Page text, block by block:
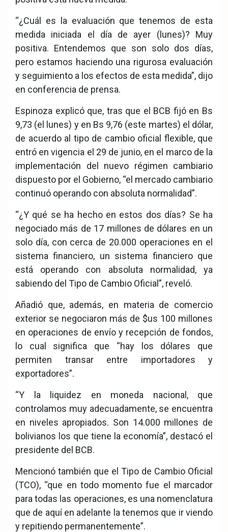
“¿Cuál es la evaluación que tenemos de esta
medida iniciada el día de ayer (lunes)? Muy
positiva. Entendemos que son solo dos días,
pero estamos haciendo una rigurosa evaluación
y seguimiento a los efectos de esta medida”, dijo
en conferencia de prensa.
Espinoza explicó que, tras que el BCB fijó en Bs
9,73 (el lunes) y en Bs 9,76 (este martes) el dólar,
de acuerdo al tipo de cambio oficial flexible, que
entró en vigencia el 29 de junio, en el marco de la
implementación del nuevo régimen cambiario
dispuesto por el Gobierno, “el mercado cambiario
continuó operando con absoluta normalidad”.
“¿Y qué se ha hecho en estos dos días? Se ha
negociado más de 17 millones de dólares en un
solo día, con cerca de 20.000 operaciones en el
sistema financiero, un sistema financiero que
está operando con absoluta normalidad, ya
sabiendo del Tipo de Cambio Oficial”, reveló.
Añadió que, además, en materia de comercio
exterior se negociaron más de $us 100 millones
en operaciones de envío y recepción de fondos,
lo cual significa que “hay los dólares que
permiten transar entre importadores y
exportadores”.
“Y la liquidez en moneda nacional, que
controlamos muy adecuadamente, se encuentra
en niveles apropiados. Son 14.000 millones de
bolivianos los que tiene la economía”, destacó el
presidente del BCB.
Mencionó también que el Tipo de Cambio Oficial
(TCO), “que en todo momento fue el marcador
para todas las operaciones, es una nomenclatura
que de aquí en adelante la tenemos que ir viendo
y repitiendo permanentemente”.